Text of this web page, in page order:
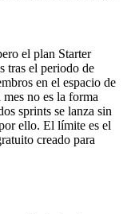
el plan Starter
tras el periodo de
en el espacio de
no es la forma
sprints se lanza sin
ello. El límite es el
creado para